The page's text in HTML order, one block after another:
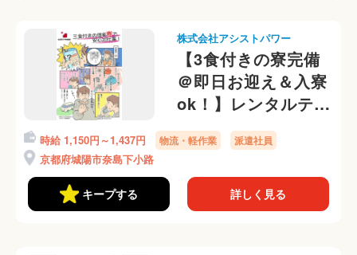
株式会社アシストパワー
【3食付きの寮完備
＠即日お迎え＆入寮
ok！】レンタルテン
トのかんたん補修業
務！寮から送迎有＠
時給 1,150円～1,437円 物流・軽作業 派遣社員
京都府城陽市奈島下小路
キープする 詳しく見る